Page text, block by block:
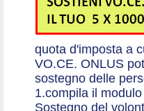
quota d'imposta a
VO.CE. ONLUS
sostegno delle
1.compila il
Sostegno del